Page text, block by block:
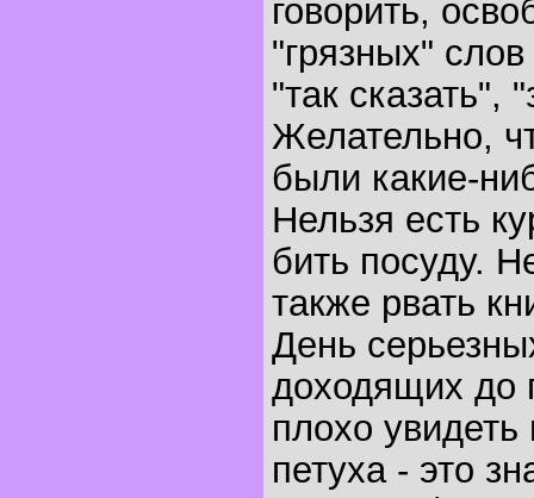
говорить,
"грязных"
"так сказать",
Желательно,
были какие-
Нельзя есть
бить посуду.
также рвать
День
доходящих до
плохо увидеть
петуха - это